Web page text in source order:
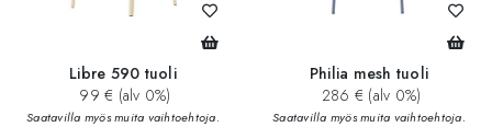
Libre 590 tuoli
99 € (alv 0%)
Saatavilla myös muita vaihtoehtoja.
Philia mesh tuoli
286 € (alv 0%)
Saatavilla myös muita vaihtoehtoja.